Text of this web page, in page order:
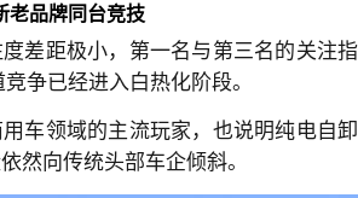
老品牌同台竞技
差距极小，第一名与第三名的关注指
争已经进入白热化阶段。
车领域的主流玩家，也说明纯电自卸
然向传统头部车企倾斜。